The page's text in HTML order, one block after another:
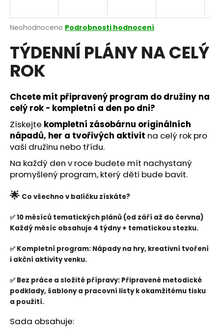
Průměrné
produktu
0,0
hvězdiček.
Neohodnoceno Podrobnosti hodnocení
TÝDENNÍ PLÁNY NA CELÝ
ROK
Chcete mít připravený program do družiny na
celý rok - kompletní a den po dni?
Získejte kompletní zásobárnu originálních
nápadů, her a tvořivých aktivit na celý rok pro
vaši družinu nebo třídu.
Na každý den v roce budete mít nachystaný
promyšlený program, který děti bude bavit.
🌟 Co všechno v balíčku získáte?
✅ 10 měsíců tematických plánů (od září až do června)
Každý měsíc obsahuje 4 týdny + tematickou stezku.
✅ Kompletní program: Nápady na hry, kreativní tvoření
i akční aktivity venku.
✅ Bez práce a složité přípravy: Připravené metodické
podklady, šablony a pracovní listy k okamžitému tisku
a použití.
Sada obsahuje:
j
t
?
HLEDAT
o
p
o
r
č
u
e
m
e